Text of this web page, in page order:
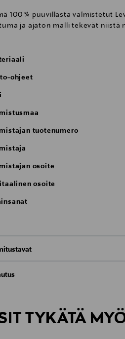
100 % puuvillasta valmistetut
ja ajaton malli tekevät niistä
ohjeet
tuotenumero
osoite
osoite
TARKEMMAT PALAUTUSOHJEET
TYKÄTÄ